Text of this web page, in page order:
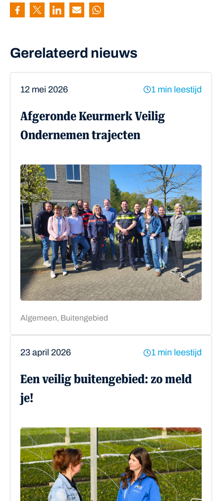
Pagina delen via Facebook
Pagina delen via Twitter
Pagina delen via Linkedin
Pagina delen via Mail
Pagina delen via Whatsapp
Gerelateerd nieuws
12 mei 2026 1 min leestijd
Afgeronde Keurmerk Veilig
Ondernemen trajecten
Algemeen, Buitengebied
23 april 2026 1 min leestijd
Een veilig buitengebied: zo meld
je!